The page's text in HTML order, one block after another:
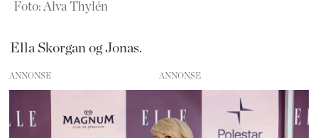
Foto: Alva Thylén
Ella Skorgan og Jonas.
ANNONSE